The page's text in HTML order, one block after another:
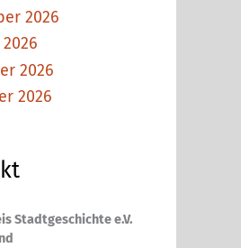
2026
2026
2026
Stadtgeschichte e.V.